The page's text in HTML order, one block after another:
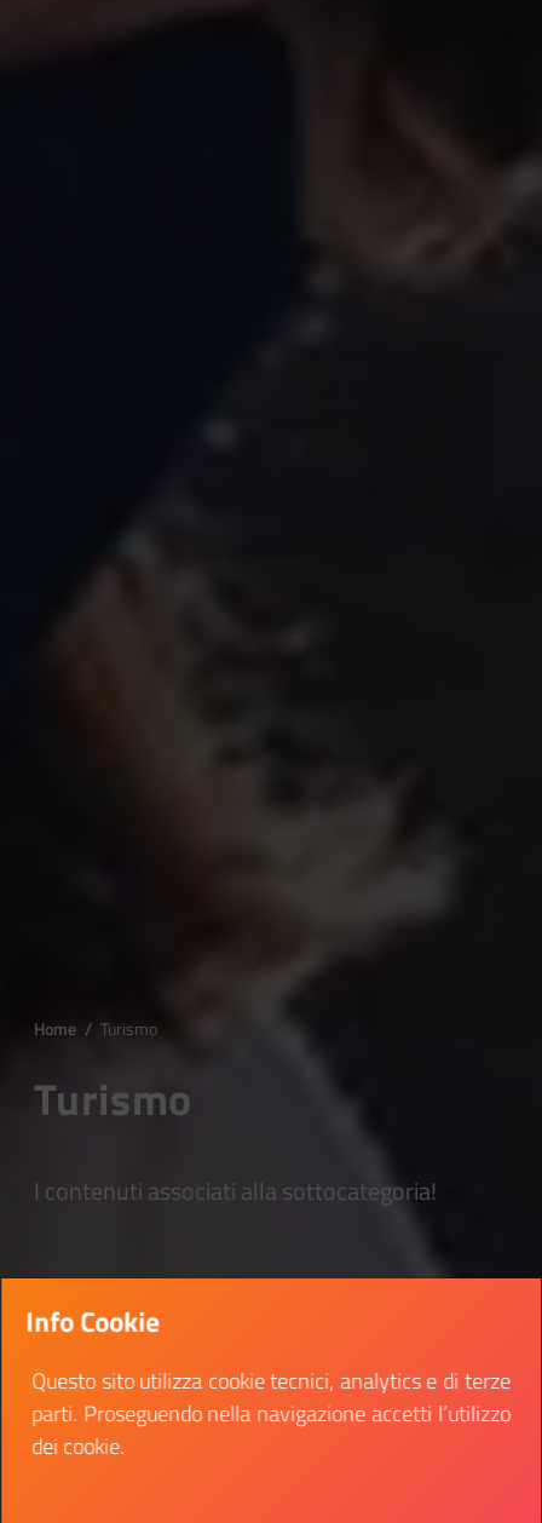
Home / Turismo
Turismo
I contenuti associati alla sottocategoria!
Info Cookie
Questo sito utilizza cookie tecnici, analytics e di terze
parti. Proseguendo nella navigazione accetti l’utilizzo
dei cookie.